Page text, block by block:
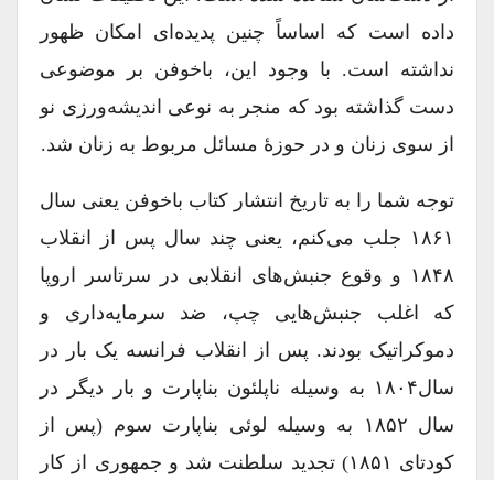
داده است که اساساً چنین پدیده‌ای امکان ظهور
نداشته است. با وجود این، باخوفن بر موضوعی
دست گذاشته بود که منجر به نوعی اندیشه‌ورزی نو
از سوی زنان و در حوزۀ مسائل مربوط به زنان شد.
توجه شما را به تاریخ انتشار کتاب باخوفن یعنی سال
۱۸۶۱ جلب می‌کنم، یعنی چند سال پس از انقلاب
۱۸۴۸ و وقوع جنبش‌های انقلابی در سرتاسر اروپا
که اغلب جنبش‌هایی چپ، ضد سرمایه‌داری و
دموکراتیک بودند. پس از انقلاب فرانسه یک بار در
سال۱۸۰۴ به وسیله ناپلئون بناپارت و بار دیگر در
سال ۱۸۵۲ به وسیله لوئی بناپارت سوم (پس از
کودتای ۱۸۵۱) تجدید سلطنت شد و جمهوری از کار